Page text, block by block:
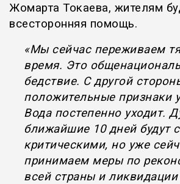
Жомарта Токаева, жителям
всесторонняя помощь.
«Мы сейчас переживаем
время. Это
бедствие. С другой
положительные признаки
Вода постепенно уходит.
ближайшие 10 дней будут
критическими, но уже
принимаем меры по
всей страны и ликвидации